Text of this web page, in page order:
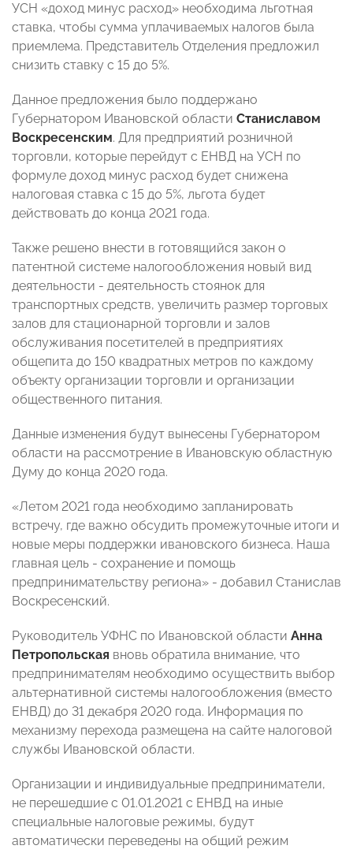
УСН «доход минус расход» необходима льготная
ставка, чтобы сумма уплачиваемых налогов была
приемлема. Представитель Отделения предложил
снизить ставку с 15 до 5%.
Данное предложения было поддержано
Губернатором Ивановской области Станиславом
Воскресенским. Для предприятий розничной
торговли, которые перейдут с ЕНВД на УСН по
формуле доход минус расход будет снижена
налоговая ставка с 15 до 5%, льгота будет
действовать до конца 2021 года.
Также решено внести в готовящийся закон о
патентной системе налогообложения новый вид
деятельности - деятельность стоянок для
транспортных средств, увеличить размер торговых
залов для стационарной торговли и залов
обслуживания посетителей в предприятиях
общепита до 150 квадратных метров по каждому
объекту организации торговли и организации
общественного питания.
Данные изменения будут вынесены Губернатором
области на рассмотрение в Ивановскую областную
Думу до конца 2020 года.
«Летом 2021 года необходимо запланировать
встречу, где важно обсудить промежуточные итоги и
новые меры поддержки ивановского бизнеса. Наша
главная цель - сохранение и помощь
предпринимательству региона» - добавил Станислав
Воскресенский.
Руководитель УФНС по Ивановской области Анна
Петропольская вновь обратила внимание, что
предпринимателям необходимо осуществить выбор
альтернативной системы налогообложения (вместо
ЕНВД) до 31 декабря 2020 года. Информация по
механизму перехода размещена на сайте налоговой
службы Ивановской области.
Организации и индивидуальные предприниматели,
не перешедшие с 01.01.2021 с ЕНВД на иные
специальные налоговые режимы, будут
автоматически переведены на общий режим